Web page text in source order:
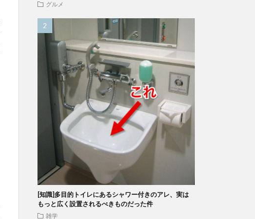
グルメ
[知識]多目的トイレにあるシャワー付きのアレ、実は
もっと広く設置されるべきものだった件
雑学